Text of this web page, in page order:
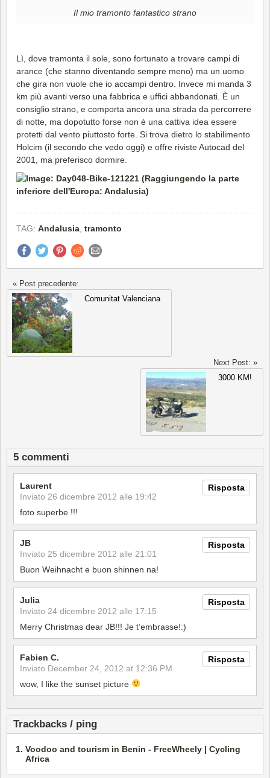
Il mio tramonto fantastico strano
Lì, dove tramonta il sole, sono fortunato a trovare campi di
arance (che stanno diventando sempre meno) ma un uomo
che gira non vuole che io accampi dentro. Invece mi manda 3
km più avanti verso una fabbrica e uffici abbandonati. È un
consiglio strano, e comporta ancora una strada da percorrere
di notte, ma dopotutto forse non è una cattiva idea essere
protetti dal vento piuttosto forte. Si trova dietro lo stabilimento
Holcim (il secondo che vedo oggi) e offre riviste Autocad del
2001, ma preferisco dormire.
TAG: Andalusia tramonto
« Post precedente:
Comunitat Valenciana
Next Post: »
3000 KM!
5 commenti
Risposta
Laurent
Inviato 26 dicembre 2012 alle 19:42
foto superbe !!!
Risposta
JB
Inviato 25 dicembre 2012 alle 21:01
Buon Weihnacht e buon shinnen na!
Risposta
Julia
Inviato 24 dicembre 2012 alle 17:15
Merry Christmas dear JB!!! Je t’embrasse!:)
Risposta
Fabien C.
Inviato December 24, 2012 at 12:36 PM
wow, I like the sunset picture
Trackbacks / ping
Voodoo and tourism in Benin - FreeWheely | Cycling
Africa